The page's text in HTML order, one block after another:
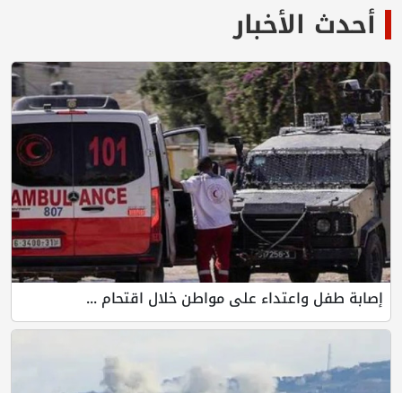
أحدث الأخبار
إصابة طفل واعتداء على مواطن خلال اقتحام ...